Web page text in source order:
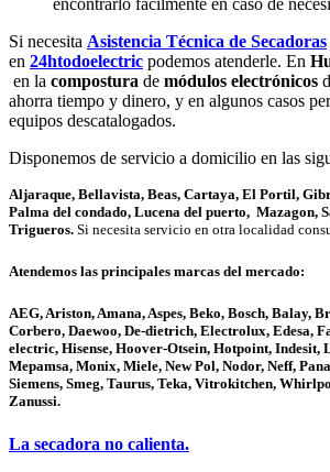
encontrarlo fácilmente en caso de
Si necesita Asistencia Técnica de Secadoras
en 24htodoelectric podemos atenderle. En
en la compostura de módulos electrónicos
ahorra tiempo y dinero, y en algunos casos
equipos descatalogados.
Disponemos de servicio a domicilio en las
Aljaraque, Bellavista, Beas, Cartaya, El Portil,
Palma del condado, Lucena del puerto, Mazagon,
Trigueros. Si necesita servicio en otra localidad
Atendemos las principales marcas del mercado:
AEG, Ariston, Amana, Aspes, Beko, Bosch, Balay,
Corbero, Daewoo, De-dietrich, Electrolux, Edesa,
electric, Hisense, Hoover-Otsein, Hotpoint,
Mepamsa, Monix, Miele, New Pol, Nodor, Neff,
Siemens, Smeg, Taurus, Teka, Vitrokitchen,
Zanussi.
La secadora no calienta.